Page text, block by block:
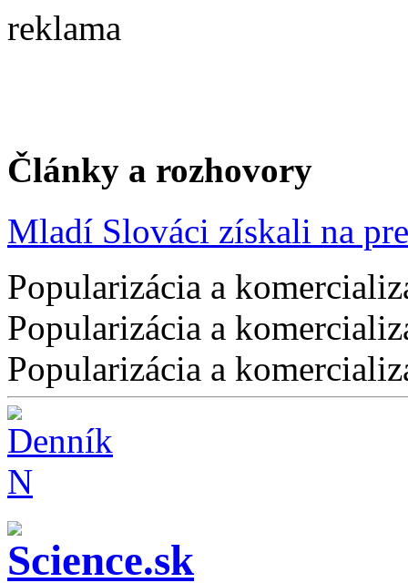
reklama
Články a rozhovory
Mladí Slováci získali na
Popularizácia a
Popularizácia a
Popularizácia a